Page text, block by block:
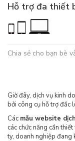
Hỗ trợ đa thiết
Chia sẻ cho bạn bè
Giờ đây, dịch vụ kinh
bởi công cụ hỗ trợ đắc
Các mẫu website
các chức năng cần
ty, doanh nghiệp đang